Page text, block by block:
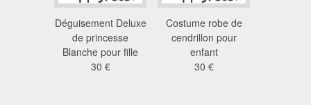
Déguisement Deluxe
de princesse
Blanche pour fille
30 €
Costume robe de
cendrillon pour
enfant
30 €